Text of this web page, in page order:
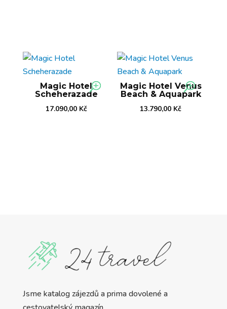
Magic Hotel
Scheherazade
17.090,00 Kč
Magic Hotel Venus
Beach & Aquapark
13.790,00 Kč
Jsme katalog zájezdů a prima dovolené a